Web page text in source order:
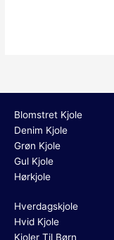
Blomstret Kjole
Denim Kjole
Grøn Kjole
Gul Kjole
Hørkjole
Hverdagskjole
Hvid Kjole
Kjoler Til Børn